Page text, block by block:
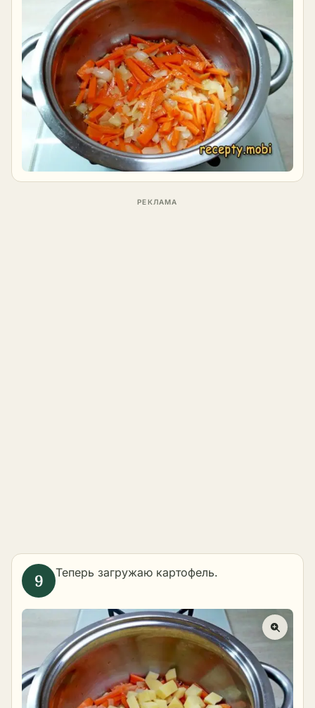
Теперь загружаю картофель.